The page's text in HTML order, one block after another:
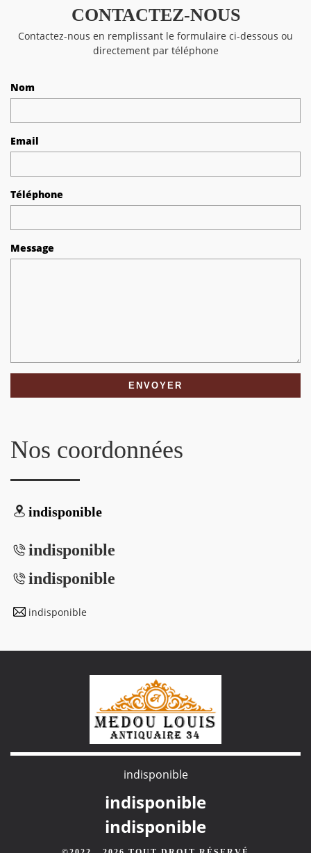
CONTACTEZ-NOUS
Contactez-nous en remplissant le formulaire ci-dessous ou
directement par téléphone
Nom
Email
Téléphone
Message
Nos coordonnées
indisponible
indisponible
indisponible
indisponible
indisponible
indisponible
indisponible